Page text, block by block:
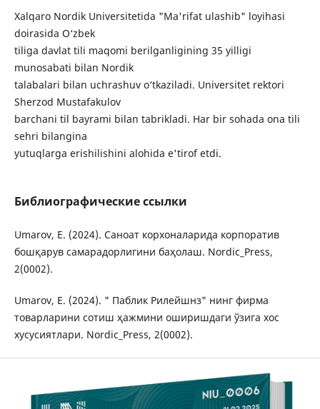
Xalqaro Nordik Universitetida "Ma'rifat ulashib" loyihasi
doirasida O‘zbek
tiliga davlat tili maqomi berilganligining 35 yilligi
munosabati bilan Nordik
talabalari bilan uchrashuv o‘tkaziladi. Universitet rektori
Sherzod Mustafakulov
barchani til bayrami bilan tabrikladi. Har bir sohada ona tili
sehri bilangina
yutuqlarga erishilishini alohida e'tirof etdi.
Библиографические ссылки
Umarov, E. (2024). Саноат корхоналарида корпоратив
бошқарув самарадорлигини баҳолаш. Nordic_Press,
2(0002).
Umarov, E. (2024). " Паблик Рилейшнз" нинг фирма
товарларини сотиш ҳажмини оширишдаги ўзига хос
хусусиятлари. Nordic_Press, 2(0002).